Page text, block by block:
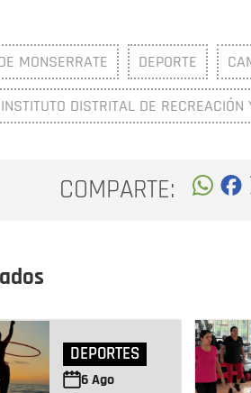
MONSERRATE DEPORTE
INSTITUTO DISTRITAL DE
COMPARTE:
DEPORTES
6Ago